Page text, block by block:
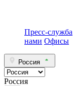
Пресс-служба
нами Офисы
Россия
Россия